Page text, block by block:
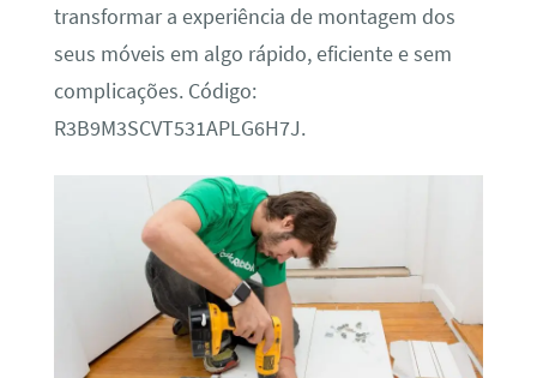
transformar a experiência de montagem dos
seus móveis em algo rápido, eficiente e sem
complicações. Código:
R3B9M3SCVT531APLG6H7J.